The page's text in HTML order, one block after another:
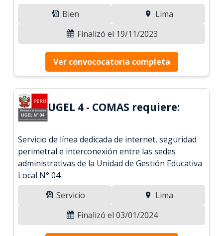
Bien
Lima
Finalizó el 19/11/2023
Ver convococatoria completa
UGEL 4 - COMAS requiere:
Servicio de línea dedicada de internet, seguridad
perimetral e interconexión entre las sedes
administrativas de la Unidad de Gestión Educativa
Local N° 04
Servicio
Lima
Finalizó el 03/01/2024